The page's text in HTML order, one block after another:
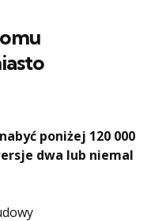
poniżej 120 000
dwa lub niemal